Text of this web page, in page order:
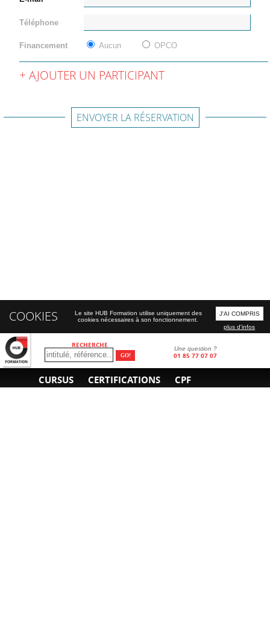
RECHERCHE Une question ?
01 85 77 07 07
CURSUS CERTIFICATIONS CPF
Téléphone
Financement Aucun OPCO
AJOUTER UN PARTICIPANT
ENVOYER LA RÉSERVATION
COOKIES
Le site HUB Formation utilise uniquement des
cookies nécessaires à son fonctionnement.
J'AI COMPRIS
plus d'infos